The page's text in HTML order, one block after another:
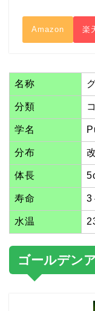
Amazon 楽
名称
分類
学名
分布
体長
寿命 3
水温
ゴールデン